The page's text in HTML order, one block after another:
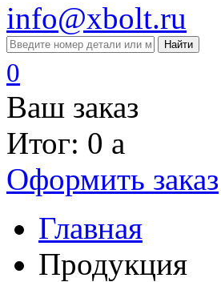
info@xbolt.ru
Найти
0
Ваш заказ
Итог: 0 a
Оформить заказ
Главная
Продукция